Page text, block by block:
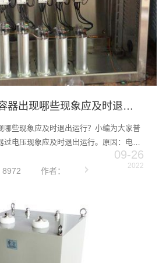
无功补偿柜电力电容器出现哪些现象应及时退出运行？
哪些现象应及时退出运行？小编为大家普
过电压现象应及时退出运行。原因：电力
的时间、振幅和频率密切相关。特别是长
，加速绝缘老化。当电网电压超过电力
8972 作者：
09-26
2022